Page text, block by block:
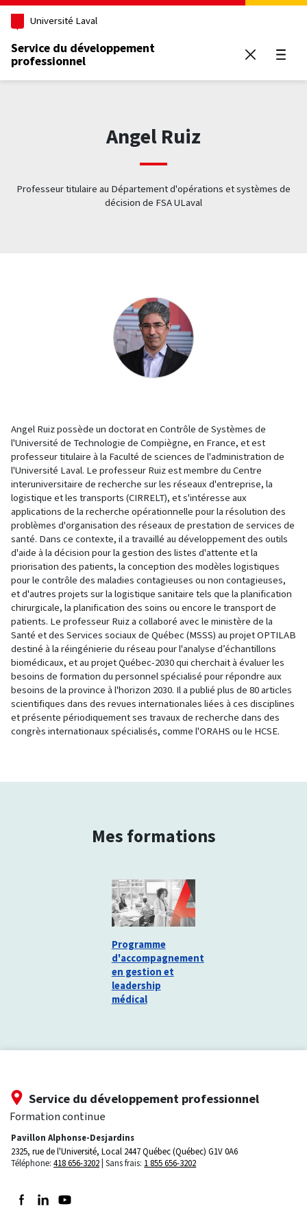
Aller au contenu principal
Université Laval
Service du développement
professionnel
Angel Ruiz
Professeur titulaire au Département d'opérations et systèmes de
décision de FSA ULaval
Angel Ruiz possède un doctorat en Contrôle de Systèmes de
l'Université de Technologie de Compiègne, en France, et est
professeur titulaire à la Faculté de sciences de l'administration de
l'Université Laval. Le professeur Ruiz est membre du Centre
interuniversitaire de recherche sur les réseaux d'entreprise, la
logistique et les transports (CIRRELT), et s'intéresse aux
applications de la recherche opérationnelle pour la résolution des
problèmes d'organisation des réseaux de prestation de services de
santé. Dans ce contexte, il a travaillé au développement des outils
d'aide à la décision pour la gestion des listes d'attente et la
priorisation des patients, la conception des modèles logistiques
pour le contrôle des maladies contagieuses ou non contagieuses,
et d'autres projets sur la logistique sanitaire tels que la planification
chirurgicale, la planification des soins ou encore le transport de
patients. Le professeur Ruiz a collaboré avec le ministère de la
Santé et des Services sociaux de Québec (MSSS) au projet OPTILAB
destiné à la réingénierie du réseau pour l'analyse d’échantillons
biomédicaux, et au projet Québec-2030 qui cherchait à évaluer les
besoins de formation du personnel spécialisé pour répondre aux
besoins de la province à l'horizon 2030. Il a publié plus de 80 articles
scientifiques dans des revues internationales liées à ces disciplines
et présente périodiquement ses travaux de recherche dans des
congrès internationaux spécialisés, comme l'ORAHS ou le HCSE.
Mes formations
Programme
d'accompagnement
en gestion et
leadership
médical
Service du développement professionnel
Formation continue
Pavillon Alphonse-Desjardins
2325, rue de l'Université, Local 2447Québec (Québec) G1V 0A6
Téléphone: 418 656-3202 Sans frais: 1 855 656-3202
Suivez-nous sur Facebook
Suivez-nous sur LinkedIn
Suivez-nous sur Youtube